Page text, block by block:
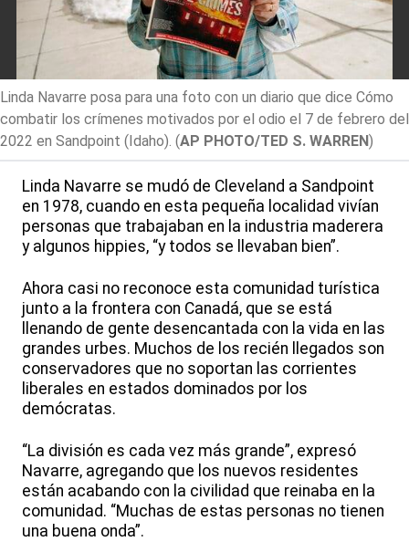
Linda Navarre posa para una foto con un diario que dice Cómo
combatir los crímenes motivados por el odio el 7 de febrero del
2022 en Sandpoint (Idaho). (AP PHOTO/TED S. WARREN)
Linda Navarre se mudó de Cleveland a Sandpoint
en 1978, cuando en esta pequeña localidad vivían
personas que trabajaban en la industria maderera
y algunos hippies, “y todos se llevaban bien”.
Ahora casi no reconoce esta comunidad turística
junto a la frontera con Canadá, que se está
llenando de gente desencantada con la vida en las
grandes urbes. Muchos de los recién llegados son
conservadores que no soportan las corrientes
liberales en estados dominados por los
demócratas.
“La división es cada vez más grande”, expresó
Navarre, agregando que los nuevos residentes
están acabando con la civilidad que reinaba en la
comunidad. “Muchas de estas personas no tienen
una buena onda”.